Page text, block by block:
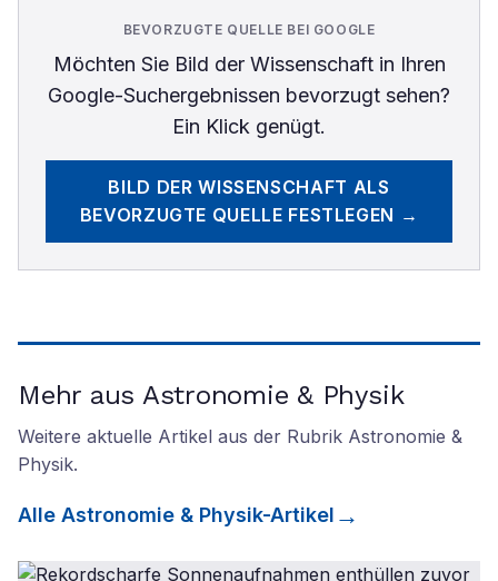
BEVORZUGTE QUELLE BEI GOOGLE
Möchten Sie Bild der Wissenschaftin Ihren
Google-Suchergebnissen bevorzugt sehen?
Ein Klick genügt.
BILD DER WISSENSCHAFT ALS
BEVORZUGTE QUELLE FESTLEGEN →
Mehr aus Astronomie & Physik
Weitere aktuelle Artikel aus der Rubrik Astronomie &
Physik.
Alle Astronomie & Physik-Artikel